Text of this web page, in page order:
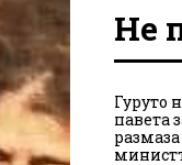
Не
Гуруто
павета